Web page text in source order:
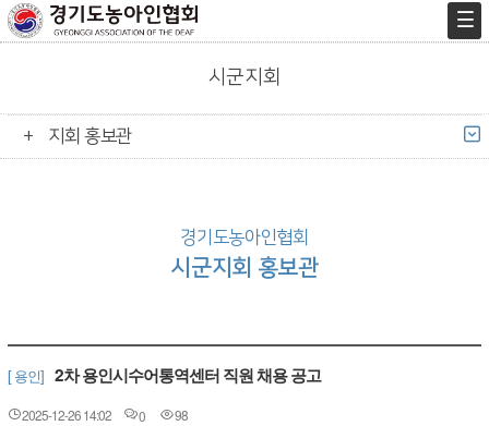
시군지회
지회 홍보관
경기도농아인협회
시군지회 홍보관
[ 용인] 2차 용인시수어통역센터 직원 채용 공고
2025-12-26 14:02 0 98